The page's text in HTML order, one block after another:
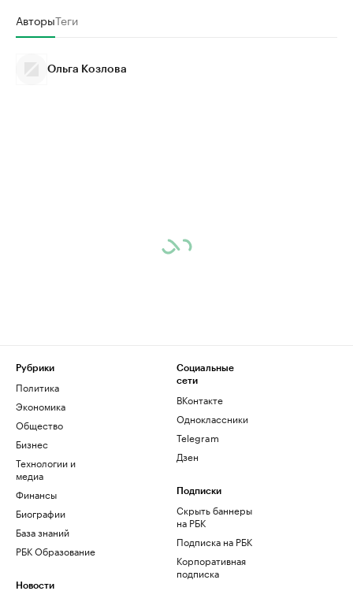
АвторыТеги
Ольга Козлова
Рубрики
Политика
Экономика
Общество
Бизнес
Технологии и
медиа
Финансы
Биографии
База знаний
РБК Образование
Новости
Социальные
сети
ВКонтакте
Одноклассники
Telegram
Дзен
Подписки
Скрыть баннеры
на РБК
Подписка на РБК
Корпоративная
подписка